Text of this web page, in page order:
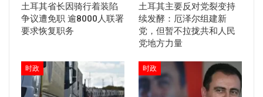
土耳其省长因骑行着装陷
争议遭免职 逾8000人联署
要求恢复职务
土耳其主要反对党裂变持
续发酵：厄泽尔组建新
党，但暂不拉拢共和人民
党地方力量
时政 时政